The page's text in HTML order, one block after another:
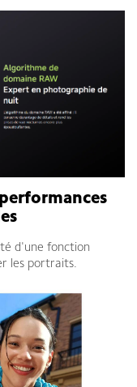
d'une fonction
les portraits.